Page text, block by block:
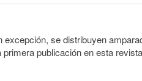
se distribuyen
publicación en esta